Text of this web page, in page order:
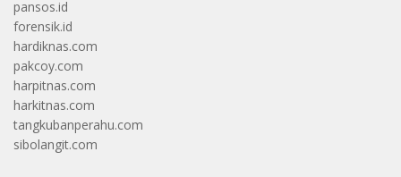
pansos.id
forensik.id
hardiknas.com
pakcoy.com
harpitnas.com
harkitnas.com
tangkubanperahu.com
sibolangit.com